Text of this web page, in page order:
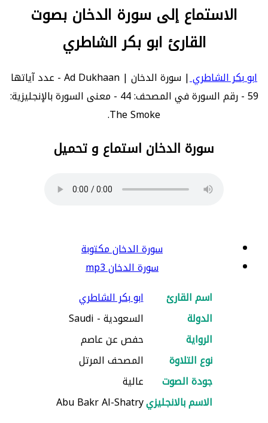
الاستماع إلى سورة الدخان بصوت
القارئ ابو بكر الشاطري
ابو بكر الشاطري
| سورة الدخان | Ad Dukhaan - عدد آياتها
59 - رقم السورة في المصحف: 44 - معنى السورة بالإنجليزية:
The Smoke.
سورة الدخان استماع و تحميل
سورة الدخان مكتوبة
سورة الدخان mp3
اسم القارئ
ابو بكر الشاطري
الدولة
السعودية - Saudi
الرواية
حفص عن عاصم
نوع التلاوة
المصحف المرتل
جودة الصوت
عالية
الاسم بالانجليزيAbu Bakr Al-Shatry